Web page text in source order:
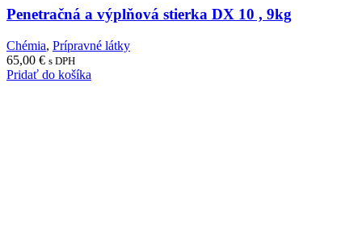
Penetračná a výplňová stierka DX 10 , 9kg
Chémia, Prípravné látky
65,00 € s DPH
Pridať do košíka